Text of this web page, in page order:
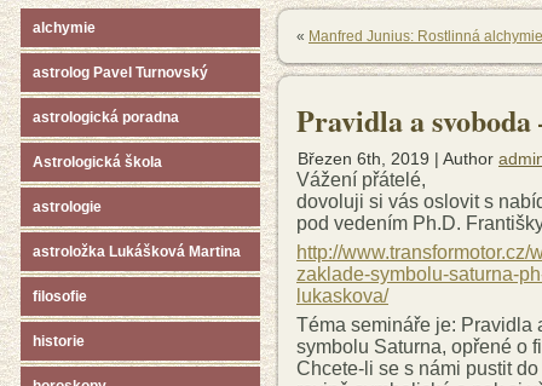
alchymie
astrolog Pavel Turnovský
astrologická poradna
Astrologická škola
astrologie
astroložka Lukášková Martina
filosofie
historie
« Manfred Junius: Rostlinná alchymie
Pravidla a
Březen 6th, 2019 | Author
Vážení přátelé,
dovoluji si vás oslovit s
pod vedením Ph.D.
http://
zaklade-symbolu-saturna-
lukaskova/
Téma semináře je: Pravidla
symbolu Saturna, opřené o
Chcete-li se s námi pustit